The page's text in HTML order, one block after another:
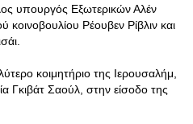
υπουργός Εξωτερικών Αλέν
Ρέουβεν Ρίβλιν και
κοιμητήριο της Ιερουσαλήμ,
Γκιβάτ Σαούλ, στην είσοδο της